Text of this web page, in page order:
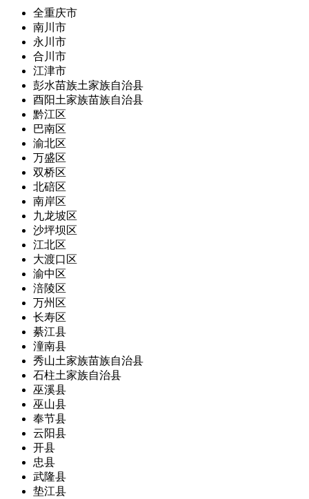
全重庆市
南川市
永川市
合川市
江津市
彭水苗族土家族自治县
酉阳土家族苗族自治县
黔江区
巴南区
渝北区
万盛区
双桥区
北碚区
南岸区
九龙坡区
沙坪坝区
江北区
大渡口区
渝中区
涪陵区
万州区
长寿区
綦江县
潼南县
秀山土家族苗族自治县
石柱土家族自治县
巫溪县
巫山县
奉节县
云阳县
开县
忠县
武隆县
垫江县